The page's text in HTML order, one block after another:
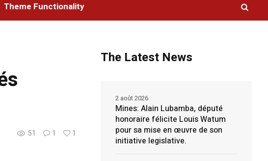
Theme Functionality
51 1 1
The Latest News
Mines: Alain Lubamba, député
honoraire félicite Louis Watum
pour sa mise en œuvre de son
initiative legislative.
2 août 2026